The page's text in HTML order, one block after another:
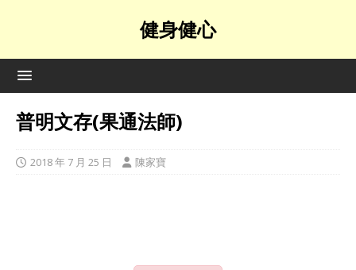
健身健心
普明文存(果通法師)
2018 年 7 月 25 日 陳家寶